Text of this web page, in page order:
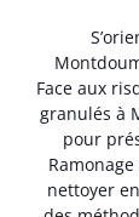
Face aux
granulés à
pour
nettoyer